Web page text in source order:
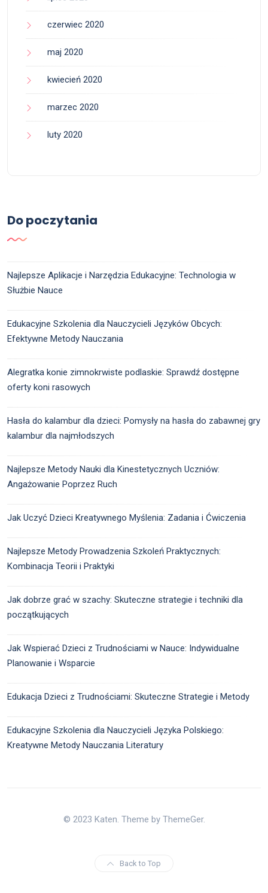
czerwiec 2020
maj 2020
kwiecień 2020
marzec 2020
luty 2020
Do poczytania
Najlepsze Aplikacje i Narzędzia Edukacyjne: Technologia w
Służbie Nauce
Edukacyjne Szkolenia dla Nauczycieli Języków Obcych:
Efektywne Metody Nauczania
Alegratka konie zimnokrwiste podlaskie: Sprawdź dostępne
oferty koni rasowych
Hasła do kalambur dla dzieci: Pomysły na hasła do zabawnej gry
kalambur dla najmłodszych
Najlepsze Metody Nauki dla Kinestetycznych Uczniów:
Angażowanie Poprzez Ruch
Jak Uczyć Dzieci Kreatywnego Myślenia: Zadania i Ćwiczenia
Najlepsze Metody Prowadzenia Szkoleń Praktycznych:
Kombinacja Teorii i Praktyki
Jak dobrze grać w szachy: Skuteczne strategie i techniki dla
początkujących
Jak Wspierać Dzieci z Trudnościami w Nauce: Indywidualne
Planowanie i Wsparcie
Edukacja Dzieci z Trudnościami: Skuteczne Strategie i Metody
Edukacyjne Szkolenia dla Nauczycieli Języka Polskiego:
Kreatywne Metody Nauczania Literatury
© 2023 Katen. Theme by ThemeGer.
Back to Top